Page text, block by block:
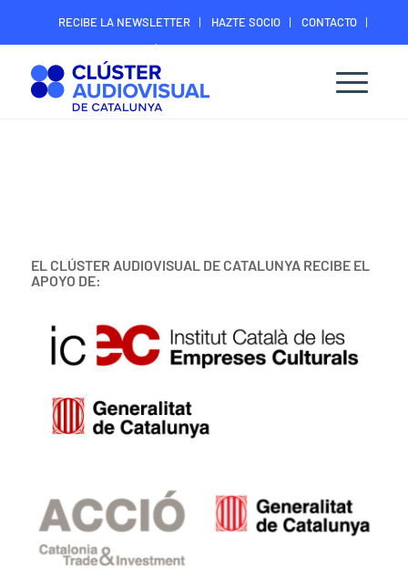
RECIBE LA NEWSLETTER HAZTE SOCIO
CONTACTO
ÁREA DIGITAL SOCIOS
EL CLÚSTER AUDIOVISUAL DE CATALUNYA RECIBE EL
APOYO DE: